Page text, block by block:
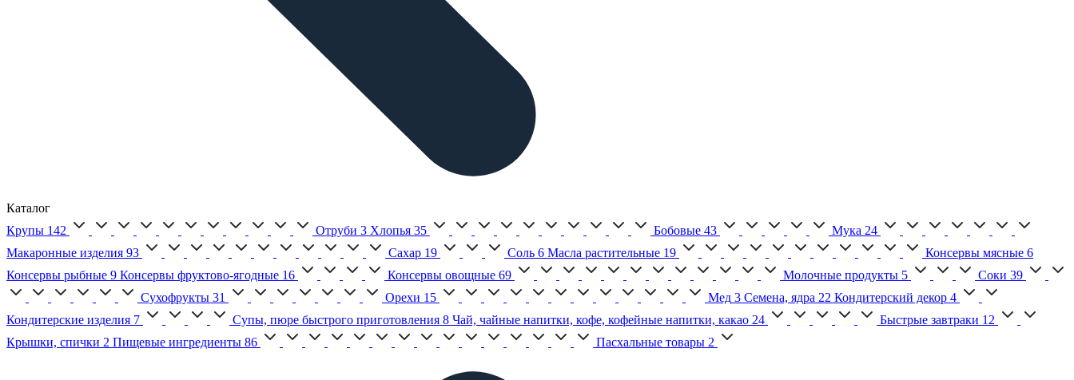
Каталог
Крупы 142 Отруби 3 Хлопья 35 Бобовые 43 Мука 24
Макаронные изделия 93 Сахар 19 Соль 6 Масла растительные 19 Консервы мясные 6
Консервы рыбные 9 Консервы фруктово-ягодные 16 Консервы овощные 69 Молочные продукты 5 Соки 39
Сухофрукты 31 Орехи 15 Мед 3 Семена, ядра 22 Кондитерский декор 4
Кондитерские изделия 7 Супы, пюре быстрого приготовления 8 Чай, чайные напитки, кофе, кофейные напитки, какао 24 Быстрые завтраки 12
Крышки, спички 2 Пищевые ингредиенты 86 Пасхальные товары 2